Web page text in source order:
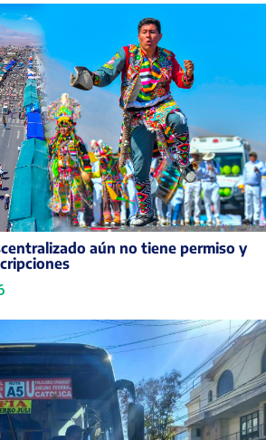
aún no tiene permiso y